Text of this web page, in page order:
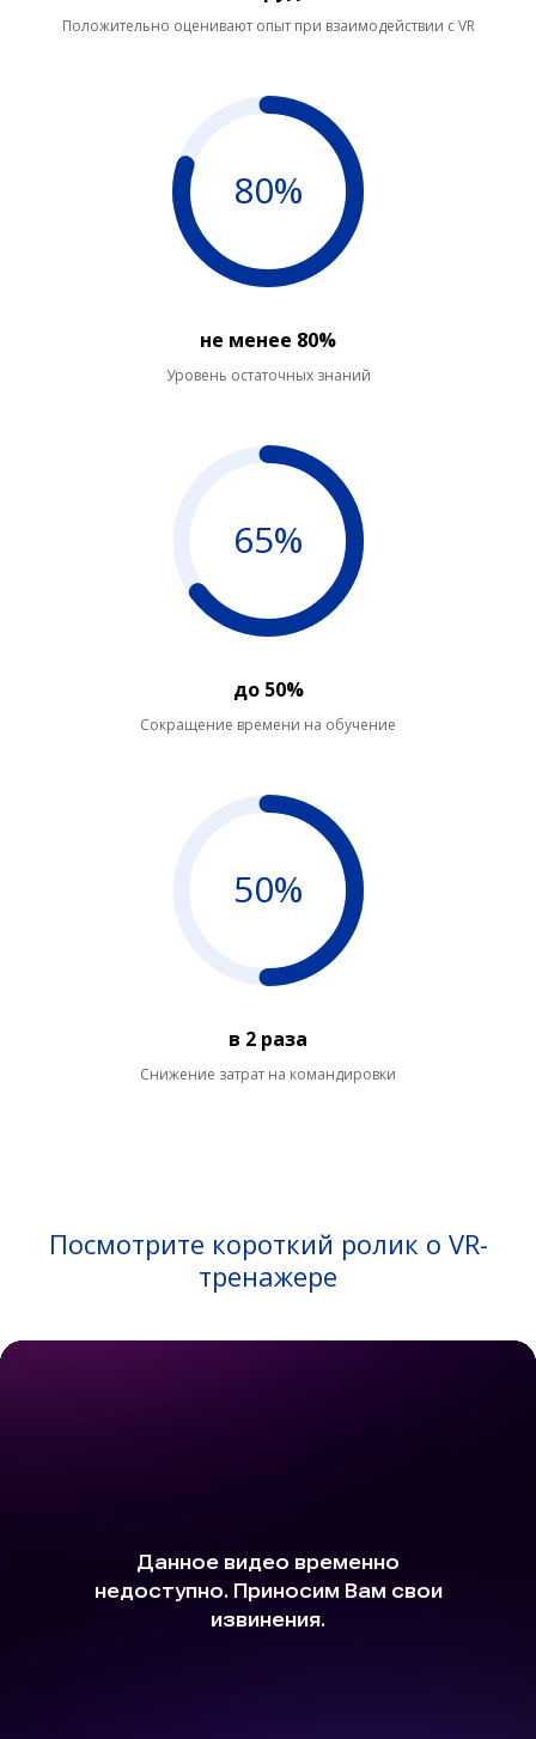
Положительно оценивают опыт при взаимодействии с VR
80%
не менее 80%
Уровень остаточных знаний
65%
до 50%
Сокращение времени на обучение
50%
в 2 раза
Снижение затрат на командировки
Посмотрите короткий ролик о VR-
тренажере